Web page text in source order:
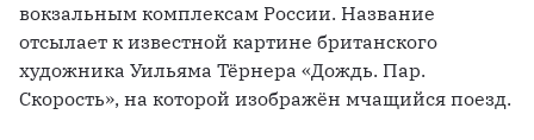
вокзальным комплексам России. Название
отсылает к известной картине британского
художника Уильяма Тёрнера «Дождь. Пар.